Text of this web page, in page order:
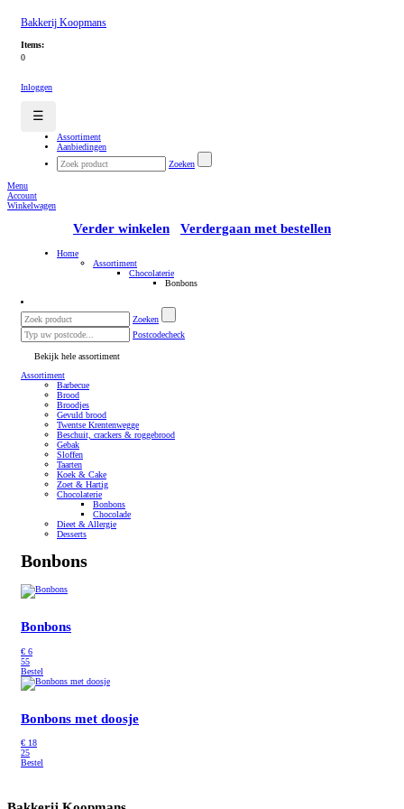
Bakkerij Koopmans
Items:
0
Inloggen
☰
Assortiment
Aanbiedingen
Zoeken
Menu
Account
Winkelwagen
Verder winkelen Verdergaan met bestellen
Home
Assortiment
Chocolaterie
Bonbons
Zoeken
Postcodecheck
Bekijk hele assortiment
Assortiment
Barbecue
Brood
Broodjes
Gevuld brood
Twentse Krentenwegge
Beschuit, crackers & roggebrood
Gebak
Sloffen
Taarten
Koek & Cake
Zoet & Hartig
Chocolaterie
Bonbons
Chocolade
Dieet & Allergie
Desserts
Bonbons
Bonbons
€ 6
55
Bestel
Bonbons met doosje
€ 18
25
Bestel